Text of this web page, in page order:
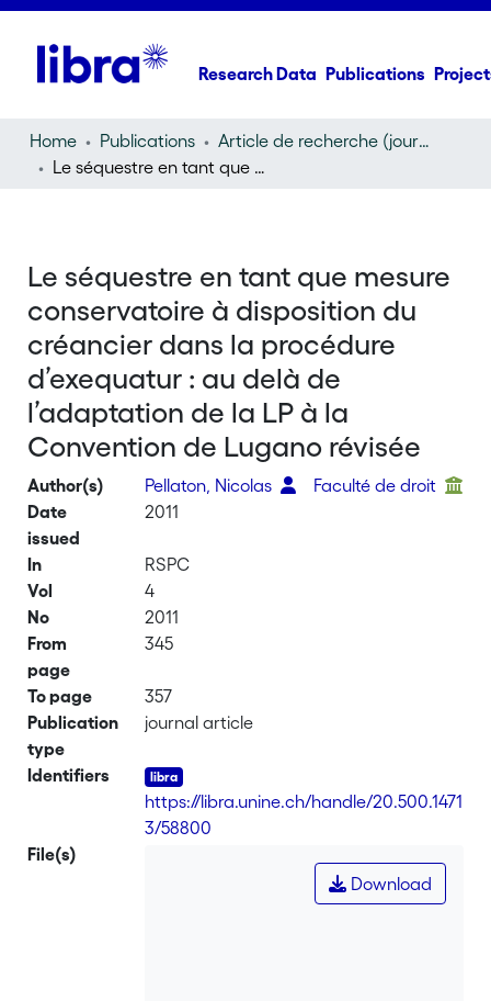
Research Data Publications
Home Publications
Article de recherche (journal article)
Le séquestre en tant que mesure conservatoire à disposition du créancier dans la procédure d’exequatur : au delà de l’adaptation de la LP à la Convention de Lugano révisée
Le séquestre en tant que mesure
conservatoire à disposition du
créancier dans la procédure
d’exequatur : au delà de
l’adaptation de la LP à la
Convention de Lugano révisée
Author(s) Pellaton, Nicolas
Faculté de droit
Date
issued
2011
In
RSPC
Vol
4
No
2011
From
page
345
To page
357
Publication
type
journal article
Identifiers
https://libra.unine.ch/handle/20.500.1471
3/58800
File(s)
Download